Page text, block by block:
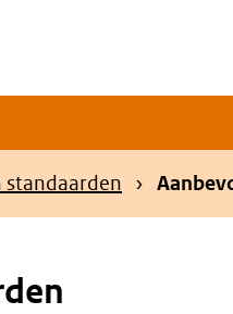
standaarden